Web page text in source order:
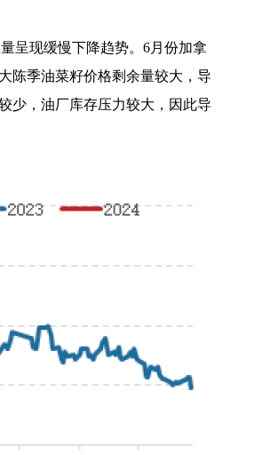
呈现缓慢下降趋势。6月份加拿
陈季油菜籽价格剩余量较大，导
少，油厂库存压力较大，因此导